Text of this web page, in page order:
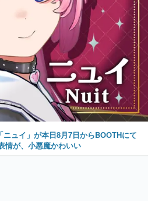
ニュイ」が本日8月7日からBOOTHにて
情が、小悪魔かわいい